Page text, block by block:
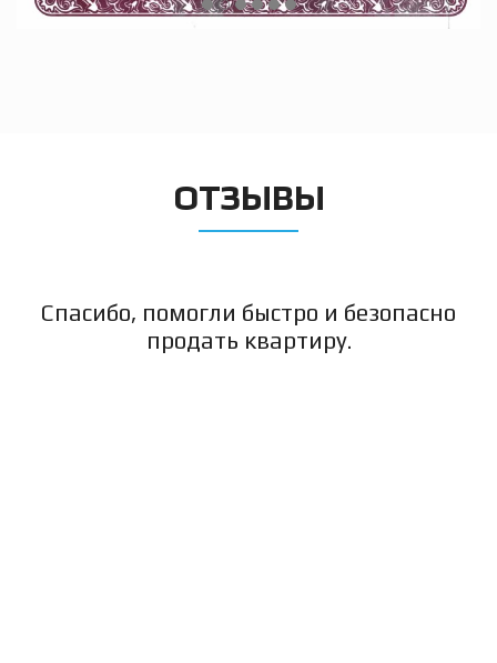
ОТЗЫВЫ
Спасибо, помогли быстро и безопасно
продать квартиру.